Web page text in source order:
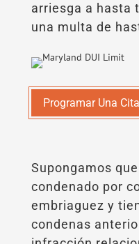
arriesga a hasta
una multa de
Programar Una Cita
Supongamos
condenado por
embriaguez y
condenas